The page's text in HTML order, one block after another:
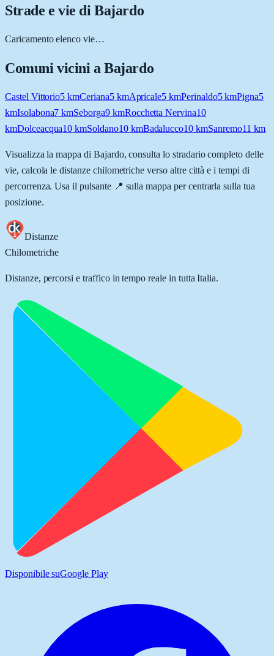
Strade e vie diBajardo
Caricamento elenco vie…
Comuni vicini aBajardo
Castel Vittorio5 kmCeriana5kmApricale5 kmPerinaldo5kmPigna5
kmIsolabona7 kmSeborga9kmRocchetta Nervina10
kmDolceacqua10 kmSoldano10kmBadalucco10 kmSanremo11 km
Visualizza la mappa di Bajardo, consulta lo stradario completo delle
vie, calcola le distanze chilometriche verso altre città e i tempi di
percorrenza. Usa il pulsante 📍 sulla mappa per centrarla sulla tua
posizione.
Distanze
Chilometriche
Distanze, percorsi e traffico in tempo reale in tutta Italia.
Disponibile suGoogle Play